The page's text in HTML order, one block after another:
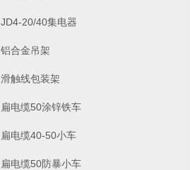
JD4-20/40集电器
铝合金吊架
滑触线包装架
扁电缆50涂锌铁车
扁电缆40-50小车
扁电缆50防暴小车